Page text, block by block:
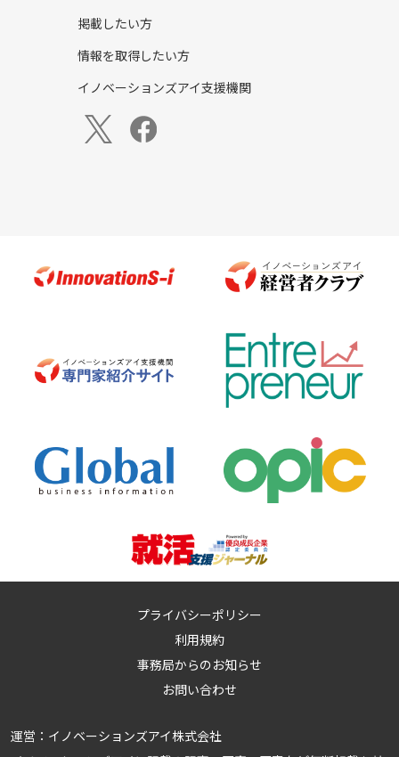
掲載したい方
情報を取得したい方
イノベーションズアイ支援機関
プライバシーポリシー
利用規約
事務局からのお知らせ
お問い合わせ
運営： イノベーションズアイ株式会社